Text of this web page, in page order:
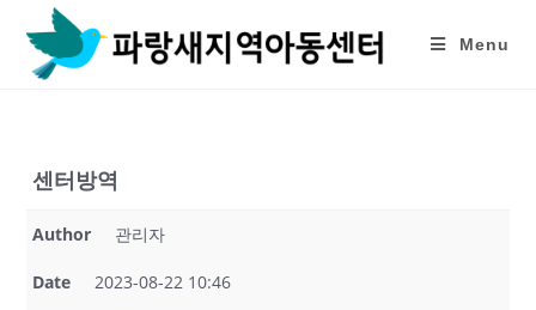
content
Menu
센터방역
Author 관리자
Date 2023-08-22 10:46